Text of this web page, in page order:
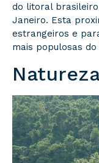
do litoral
Janeiro. Esta
estrangeiros e
mais populosas do